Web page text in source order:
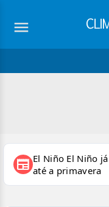
newspaper El Niño El Niño
até a primavera